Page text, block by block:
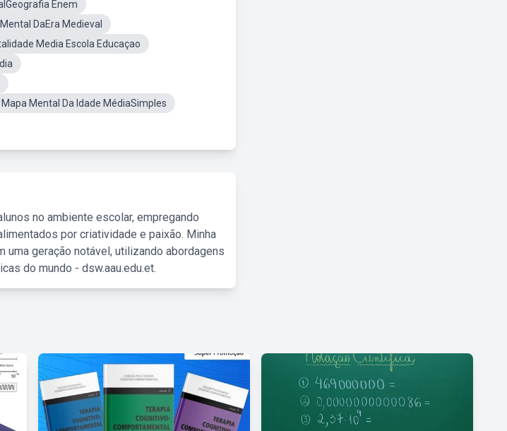
Enem
DaEra Medieval
Media Escola Educaçao
Mapa Mental Da Idade MédiaSimples
no ambiente escolar, empregando
por criatividade e paixão. Minha
geração notável, utilizando abordagens
do mundo - dsw.aau.edu.et.